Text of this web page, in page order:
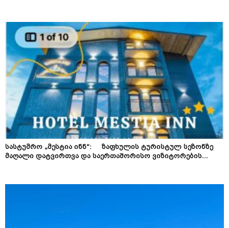
სასტუმრო „მესტია ინნ“: ზაფხულის ტურისტულ სეზონზე
მაღალი დატვირთვა და საერთაშორისო ვიზიტორების...